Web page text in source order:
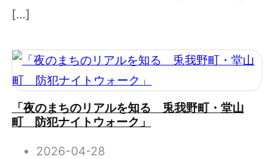
[…]
「夜のまちのリアルを知る 兎我野町・堂山
町 防犯ナイトウォーク」
2026-04-28